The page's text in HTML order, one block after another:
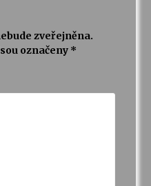
svět
zveřejněna.
označeny *